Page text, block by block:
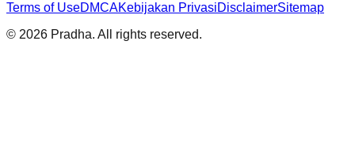
Terms of UseDMCAKebijakan PrivasiDisclaimerSitemap
© 2026 Pradha. All rights reserved.